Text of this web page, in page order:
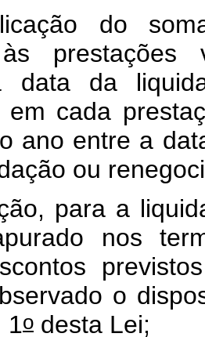
do
prestações
data da
em cada
ano entre a
ou
para a
nos
o
1o desta Lei;